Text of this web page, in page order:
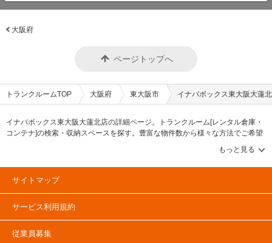
大阪府
ページトップへ
トランクルームTOP 大阪府 東大阪市 イナバボックス東大阪大蓮
イナバボックス東大阪大蓮北店の詳細ページ。トランクルーム[レンタル倉庫・
コンテナ]の検索・収納スペースを探す。豊富な物件数から様々な方法でご希望
の収納スペースを簡単に探せるトランクルーム情報サイトです。イナバボック
ス東大阪大蓮北店の住所・最寄りの駅、物件タイプのご紹介や料金表、お得な
キャンペーン情報もあります。気になる物件タイプを見つけたら、メールか電
話でお問合せが可能です（無料）。
サイトマップ
サービス利用規約
従業員募集